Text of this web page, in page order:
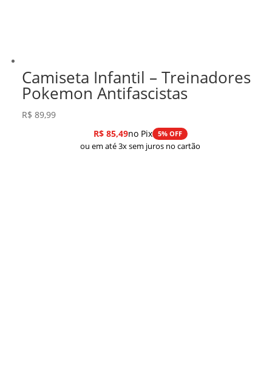
Camiseta Infantil – Treinadores
Pokemon Antifascistas
R$ 89,99
R$85,49no Pix 5% OFF
ou em até 3x sem juros no cartão